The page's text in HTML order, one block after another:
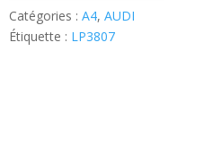
Catégories :A4,AUDI
Étiquette : LP3807